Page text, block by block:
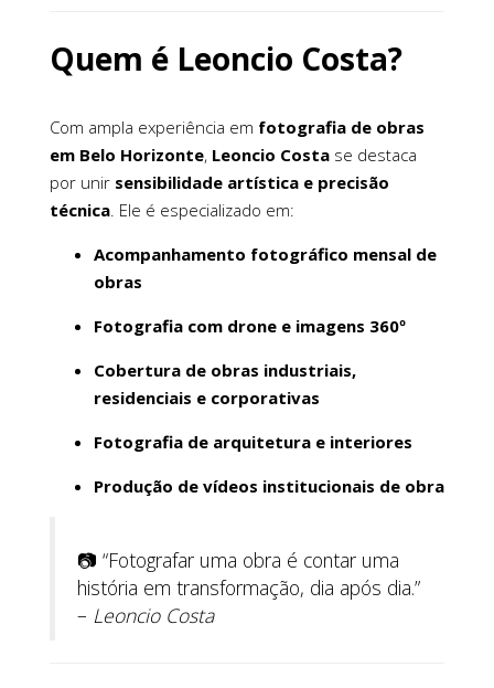
Quem é Leoncio Costa?
Com ampla experiência em fotografia de obras
em Belo Horizonte, Leoncio Costa se destaca
por unir sensibilidade artística e precisão
técnica . Ele é especializado em:
Acompanhamento fotográfico mensal de
obras
Fotografia com drone e imagens 360º
Cobertura de obras industriais,
residenciais e corporativas
Fotografia de arquitetura e interiores
Produção de vídeos institucionais de obra
📷 “Fotografar uma obra é contar uma
história em transformação, dia após dia.”
– Leoncio Costa